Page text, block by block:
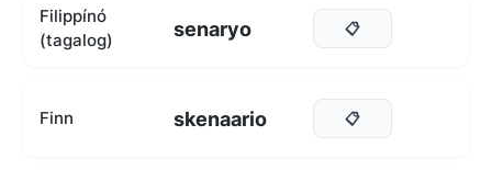
Filippínó
(tagalog)
senaryo 📋
Finn skenaario 📋